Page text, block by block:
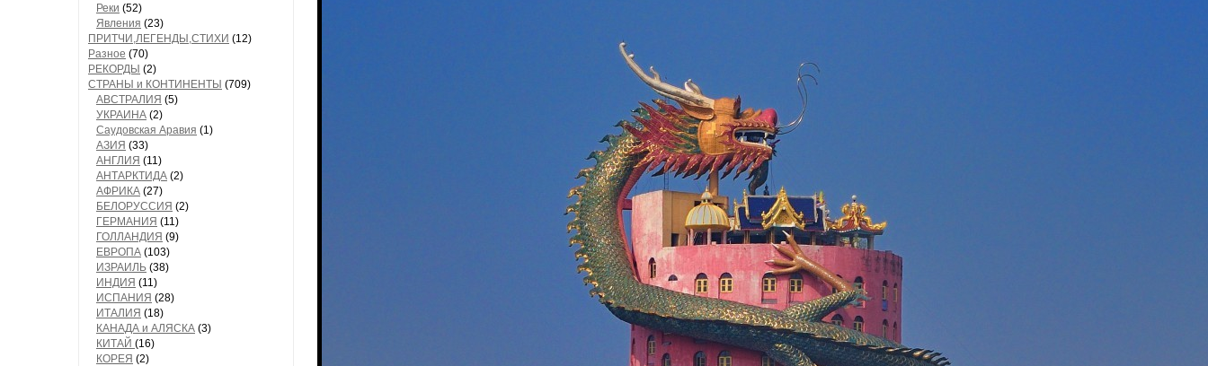
Реки (52)
Явления (23)
ПРИТЧИ,ЛЕГЕНДЫ,СТИХИ (12)
Разное (70)
РЕКОРДЫ (2)
СТРАНЫ и КОНТИНЕНТЫ (709)
АВСТРАЛИЯ (5)
УКРАИНА (2)
Саудовская Аравия (1)
АЗИЯ (33)
АНГЛИЯ (11)
АНТАРКТИДА (2)
АФРИКА (27)
БЕЛОРУССИЯ (2)
ГЕРМАНИЯ (11)
ГОЛЛАНДИЯ (9)
ЕВРОПА (103)
ИЗРАИЛЬ (38)
ИНДИЯ (11)
ИСПАНИЯ (28)
ИТАЛИЯ (18)
КАНАДА и АЛЯСКА (3)
КИТАЙ (16)
КОРЕЯ (2)